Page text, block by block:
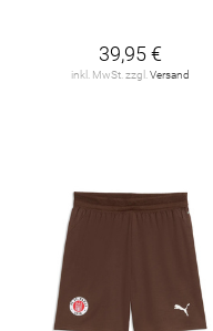
39,95 €
inkl. MwSt. zzgl. Versand